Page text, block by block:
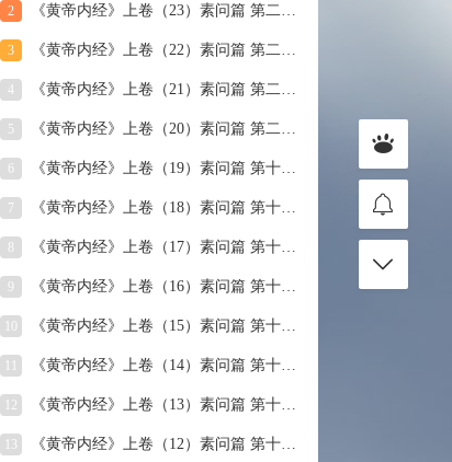
2 《黄帝内经》上卷（23）素问篇 第二十三篇 宣明五气
3 《黄帝内经》上卷（22）素问篇 第二十二篇 藏气法时论
4 《黄帝内经》上卷（21）素问篇 第二十一篇 经脉别论
5 《黄帝内经》上卷（20）素问篇 第二十篇 三部九候论
6 《黄帝内经》上卷（19）素问篇 第十九篇 玉机真藏论
7 《黄帝内经》上卷（18）素问篇 第十八篇 平人气象论
《黄帝内经》上卷（17）素问篇 第十七篇 脉要精微论
9 《黄帝内经》上卷（16）素问篇 第十六篇 诊要经终论
《黄帝内经》上卷（15）素问篇 第十五篇 玉版论要
《黄帝内经》上卷（14）素问篇 第十四篇 汤液醪醴论
12 《黄帝内经》上卷（13）素问篇 第十三篇 移精变气论
13 《黄帝内经》上卷（12）素问篇 第十二篇 异法方宜论